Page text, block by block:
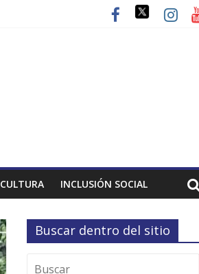
CULTURA INCLUSIÓN SOCIAL
Buscar dentro del sitio